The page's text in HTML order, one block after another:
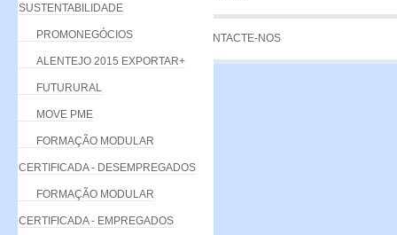
CONTACTE-NOS
SUSTENTABILIDADE
PROMONEGÓCIOS
ALENTEJO 2015 EXPORTAR+
FUTURURAL
MOVE PME
FORMAÇÃO MODULAR
CERTIFICADA - DESEMPREGADOS
FORMAÇÃO MODULAR
CERTIFICADA - EMPREGADOS